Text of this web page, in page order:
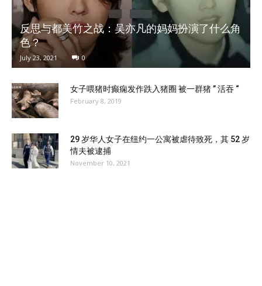
反思与都美竹之战：吴亦凡的妈妈扮演了什么角
色？
July 23, 2021 0
女子喂猪时癫痫发作跌入猪圈 被一群猪 ” 活吞 “
February 8, 2019
29 岁华人女子在纽约一公寓被虐待致死，其 52 岁
情夫被逮捕
November 10, 2021